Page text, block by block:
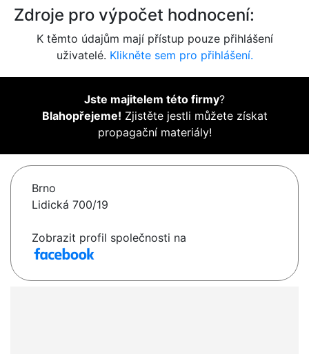
Zdroje pro výpočet hodnocení:
K těmto údajům mají přístup pouze přihlášení
uživatelé. Klikněte sem pro přihlášení.
Jste majitelem této firmy?
Blahopřejeme! Zjistěte jestli můžete získat
propagační materiály!
Brno
Lidická 700/19
Zobrazit profil společnosti na